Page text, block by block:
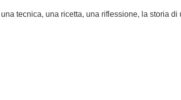
tecnica, una ricetta, una riflessione, la storia